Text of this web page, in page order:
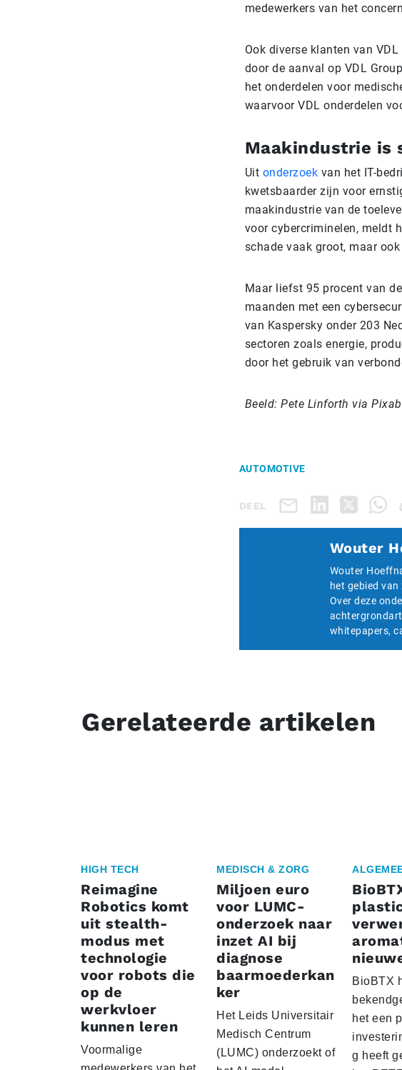
medewerkers van het
Ook diverse klanten van
door de aanval op VDL
het onderdelen voor
waarvoor VDL onderdelen
Maakindustrie is
Uit onderzoek van het IT-
kwetsbaarder zijn voor
maakindustrie van de
voor cybercriminelen, meldt
schade vaak groot, maar
Maar liefst 95 procent van
maanden met een
van Kaspersky onder 203
sectoren zoals energie,
door het gebruik van
Beeld: Pete Linforth via
AUTOMOTIVE
DEEL
Wouter
Wouter
het gebied
Over deze
whitepapers,
Gerelateerde artikelen
HIGH TECH
Reimagine
Robotics komt
uit stealth-
modus met
technologie
voor robots die
op de
werkvloer
kunnen leren
Voormalige
MEDISCH & ZORG
Miljoen euro
voor LUMC-
onderzoek naar
inzet AI bij
diagnose
baarmoederkan
ker
Het Leids Universitair
Medisch Centrum
(LUMC) onderzoekt of
BioBTX
het een
g heeft